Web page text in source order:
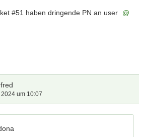
#51 haben dringende PN an user
um 10:07